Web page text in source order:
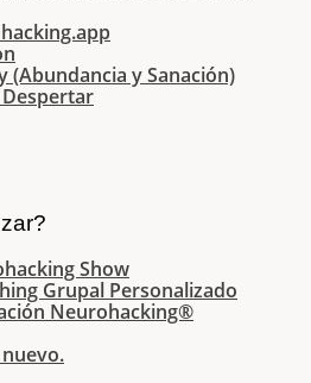
(Abundancia y Sanación)
Show
Grupal Personalizado
Neurohacking®